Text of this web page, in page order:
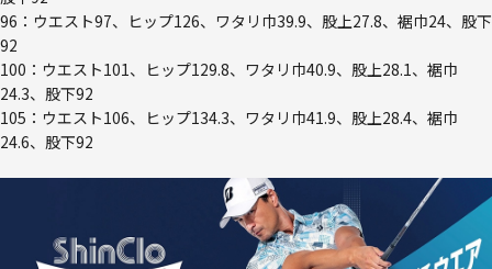
96：ウエスト97、ヒップ126、ワタリ巾39.9、股上27.8、裾巾24、股下
92
100：ウエスト101、ヒップ129.8、ワタリ巾40.9、股上28.1、裾巾
24.3、股下92
105：ウエスト106、ヒップ134.3、ワタリ巾41.9、股上28.4、裾巾
24.6、股下92